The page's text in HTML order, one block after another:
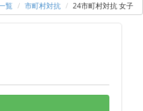
覧 市町村対抗 24市町村対抗 女子